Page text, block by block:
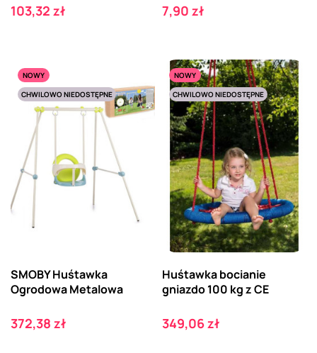
Cena
103,32 zł Cena
7,90 zł
NOWY
CHWILOWO NIEDOSTĘPNE
SMOBY Huśtawka
Ogrodowa Metalowa
Cena
372,38 zł
NOWY
CHWILOWO NIEDOSTĘPNE
Huśtawka bocianie
gniazdo 100 kg z CE
Cena
349,06 zł